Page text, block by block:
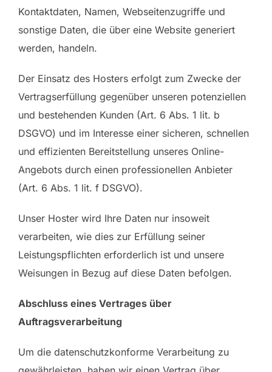
Kontaktdaten, Namen, Webseitenzugriffe und
sonstige Daten, die über eine Website generiert
werden, handeln.
Der Einsatz des Hosters erfolgt zum Zwecke der
Vertragserfüllung gegenüber unseren potenziellen
und bestehenden Kunden (Art. 6 Abs. 1 lit. b
DSGVO) und im Interesse einer sicheren, schnellen
und effizienten Bereitstellung unseres Online-
Angebots durch einen professionellen Anbieter
(Art. 6 Abs. 1 lit. f DSGVO).
Unser Hoster wird Ihre Daten nur insoweit
verarbeiten, wie dies zur Erfüllung seiner
Leistungspflichten erforderlich ist und unsere
Weisungen in Bezug auf diese Daten befolgen.
Abschluss eines Vertrages über
Auftragsverarbeitung
Um die datenschutzkonforme Verarbeitung zu